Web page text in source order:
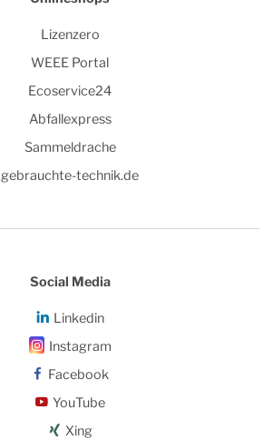
Lizenzero
WEEE Portal
Ecoservice24
Abfallexpress
Sammeldrache
gebrauchte-technik.de
Social Media
Linkedin
Instagram
Facebook
YouTube
Xing